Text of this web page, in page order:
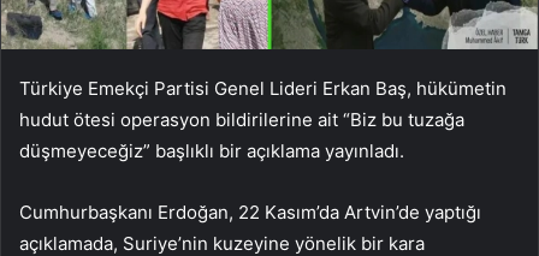
Türkiye Emekçi Partisi Genel Lideri Erkan Baş, hükümetin
hudut ötesi operasyon bildirilerine ait “Biz bu tuzağa
düşmeyeceğiz” başlıklı bir açıklama yayınladı.
Cumhurbaşkanı Erdoğan, 22 Kasım’da Artvin’de yaptığı
açıklamada, Suriye’nin kuzeyine yönelik bir kara